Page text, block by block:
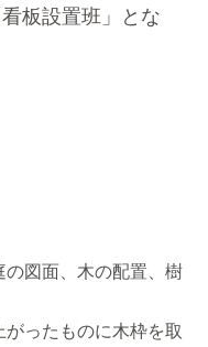
板設置班」とな
図面、木の配置、樹
ったものに木枠を取